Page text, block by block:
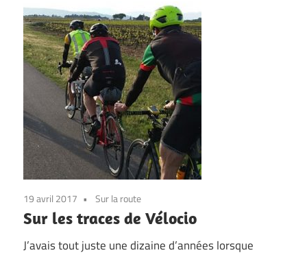
19 avril 2017 Sur la route
Sur les traces de Vélocio
J’avais tout juste une dizaine d’années lorsque